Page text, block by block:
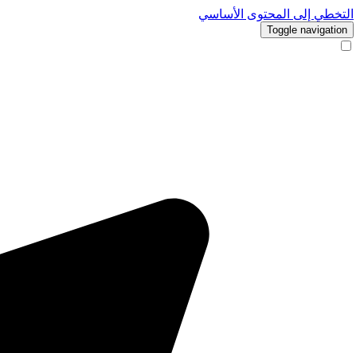
التخطي إلى المحتوى الأساسي
Toggle navigation